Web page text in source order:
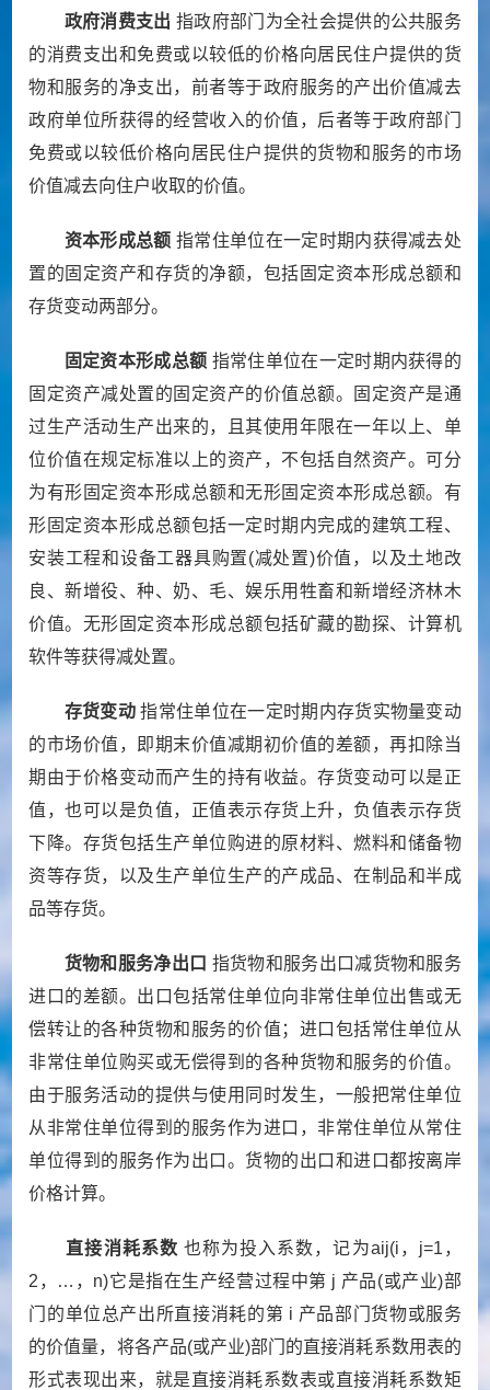
政府消费支出 指政府部门为全社会提供的公共服务
的消费支出和免费或以较低的价格向居民住户提供的货
物和服务的净支出，前者等于政府服务的产出价值减去
政府单位所获得的经营收入的价值，后者等于政府部门
免费或以较低价格向居民住户提供的货物和服务的市场
价值减去向住户收取的价值。
资本形成总额 指常住单位在一定时期内获得减去处
置的固定资产和存货的净额，包括固定资本形成总额和
存货变动两部分。
固定资本形成总额 指常住单位在一定时期内获得的
固定资产减处置的固定资产的价值总额。固定资产是通
过生产活动生产出来的，且其使用年限在一年以上、单
位价值在规定标准以上的资产，不包括自然资产。可分
为有形固定资本形成总额和无形固定资本形成总额。有
形固定资本形成总额包括一定时期内完成的建筑工程、
安装工程和设备工器具购置(减处置)价值，以及土地改
良、新增役、种、奶、毛、娱乐用牲畜和新增经济林木
价值。无形固定资本形成总额包括矿藏的勘探、计算机
软件等获得减处置。
存货变动 指常住单位在一定时期内存货实物量变动
的市场价值，即期末价值减期初价值的差额，再扣除当
期由于价格变动而产生的持有收益。存货变动可以是正
值，也可以是负值，正值表示存货上升，负值表示存货
下降。存货包括生产单位购进的原材料、燃料和储备物
资等存货，以及生产单位生产的产成品、在制品和半成
品等存货。
货物和服务净出口 指货物和服务出口减货物和服务
进口的差额。出口包括常住单位向非常住单位出售或无
偿转让的各种货物和服务的价值；进口包括常住单位从
非常住单位购买或无偿得到的各种货物和服务的价值。
由于服务活动的提供与使用同时发生，一般把常住单位
从非常住单位得到的服务作为进口，非常住单位从常住
单位得到的服务作为出口。货物的出口和进口都按离岸
价格计算。
直接消耗系数 也称为投入系数，记为aij(i ， j=1 ，
2 ，…， n)它是指在生产经营过程中第 j 产品(或产业)部
门的单位总产出所直接消耗的第 i 产品部门货物或服务
的价值量，将各产品(或产业)部门的直接消耗系数用表的
形式表现出来，就是直接消耗系数表或直接消耗系数矩